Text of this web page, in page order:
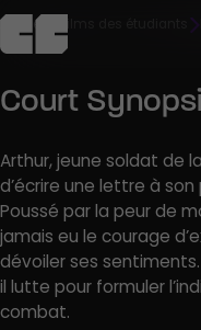
Accueil
Court
Arthur, jeune soldat de
d’écrire une lettre à
Poussé par la peur de
jamais eu le courage
dévoiler ses
il lutte pour formuler
combat.